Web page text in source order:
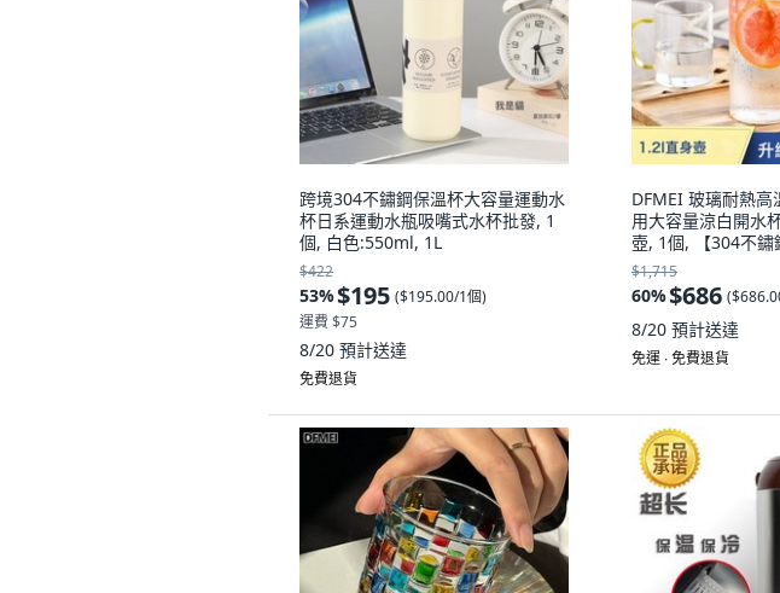
跨境304不鏽鋼保溫杯大容量運動水
杯日系運動水瓶吸嘴式水杯批發, 1
個, 白色:550ml, 1L
$422
53%$195 ($195.00/1個)
運費 $75
8/20 預計送達
免費退貨
DFMEI 玻璃耐熱高
用大容量涼白開水
壺, 1個, 【304不鏽
身壺:如圖, 1L
$1,715
60%$686 (
8/20 預計送達
免運 ∙ 免費退貨